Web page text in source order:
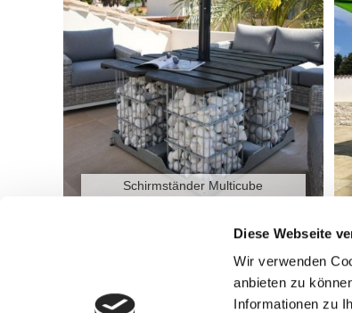
Diese Webseite
Wir verwenden
anbieten zu
Informationen zu
Schirmständer Multicube
Beitragsnavigation